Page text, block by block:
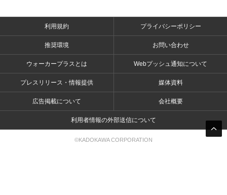
利用規約 プライバシーポリシー
推奨環境 お問い合わせ
ウォーカープラスとは Webプッシュ通知について
プレスリリース・情報提供 媒体資料
広告掲載について 会社概要
利用者情報の外部送信について
©KADOKAWA CORPORATION